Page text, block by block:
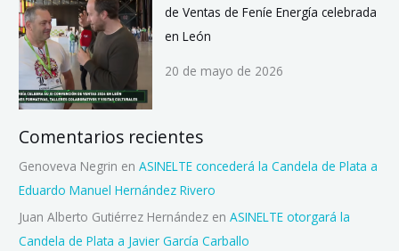
de Ventas de Feníe Energía celebrada
en León
20 de mayo de 2026
Comentarios recientes
Genoveva Negrin enASINELTE concederá la Candela de Plata a
Eduardo Manuel Hernández Rivero
Juan Alberto Gutiérrez Hernández enASINELTE otorgará la
Candela de Plata a Javier García Carballo